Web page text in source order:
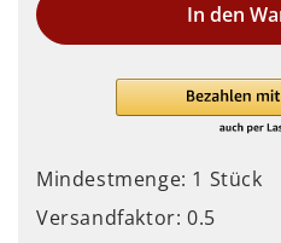
In den
Mindestmenge: 1 Stück
Versandfaktor: 0.5